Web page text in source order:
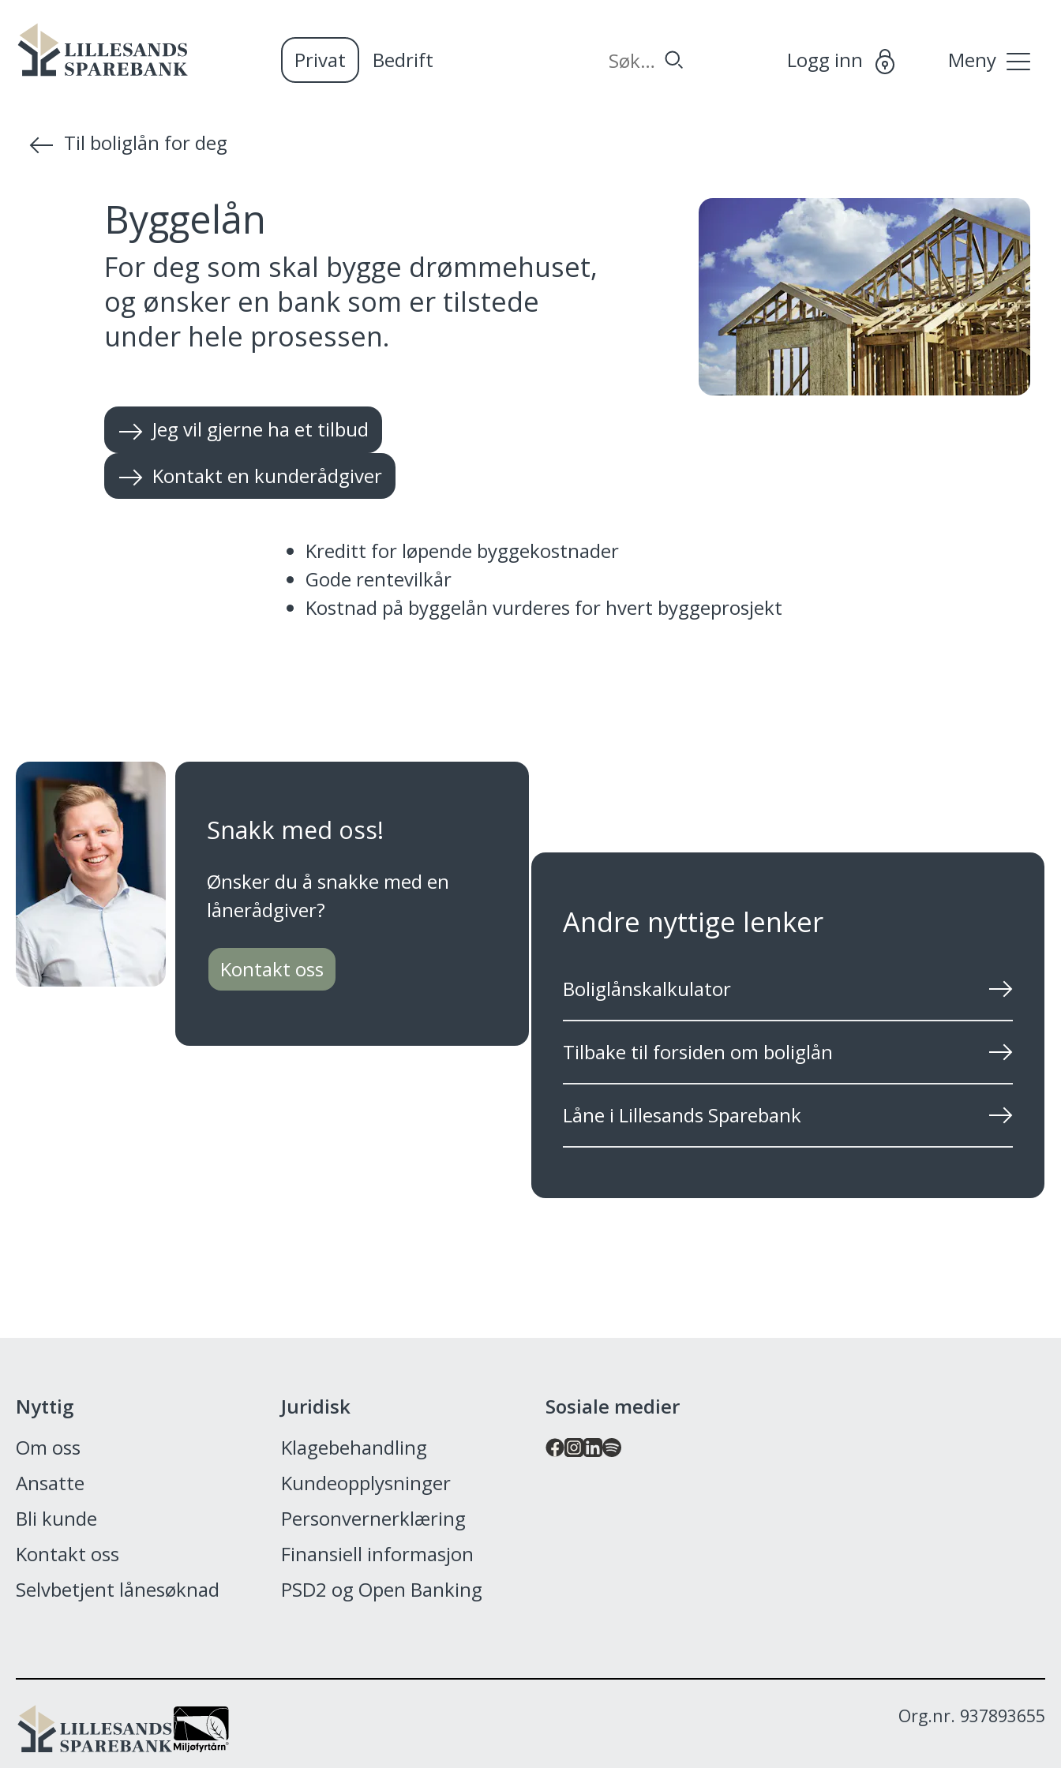
Gå til sideinnhold
Lillesands
Sparebank Privat Bedrift Logg inn Meny
Til boliglån for deg
Byggelån
For deg som skal bygge drømmehuset,
og ønsker en bank som er tilstede
under hele prosessen.
Jeg vil gjerne ha et tilbud
Kontakt en kunderådgiver
Kreditt for løpende byggekostnader
Gode rentevilkår
Kostnad på byggelån vurderes for hvert byggeprosjekt
Snakk med oss!
Ønsker du å snakke med en
lånerådgiver?
Kontakt oss
Andre nyttige lenker
Boliglånskalkulator
Tilbake til forsiden om boliglån
Låne i Lillesands Sparebank
Nyttig
Om oss
Ansatte
Bli kunde
Kontakt oss
Selvbetjent lånesøknad
Juridisk
Klagebehandling
Kundeopplysninger
Personvernerklæring
Finansiell informasjon
PSD2 og Open Banking
Sosiale medier
Lillesands
Sparebank
Miljøfyrtårn-
Org.nr. 937893655